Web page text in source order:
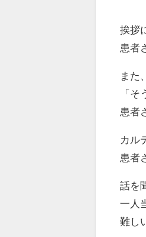
挨拶
患者
また
「そ
患者
カル
患者
話を
一人
難し